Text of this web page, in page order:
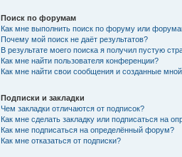
Поиск по форумам
Как мне выполнить поиск по форуму или
Почему мой поиск не даёт результатов?
В результате моего поиска я получил пустую
Как мне найти пользователя конференции?
Как мне найти свои сообщения и созданные
Подписки и закладки
Чем закладки отличаются от подписок?
Как мне сделать закладку или подписаться на
Как мне подписаться на определённый форум?
Как мне отказаться от подписки?